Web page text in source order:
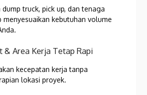
truck, pick up, dan tenaga
menyesuaikan kebutuhan volume
& Area Kerja Tetap Rapi
kecepatan kerja tanpa
lokasi proyek.